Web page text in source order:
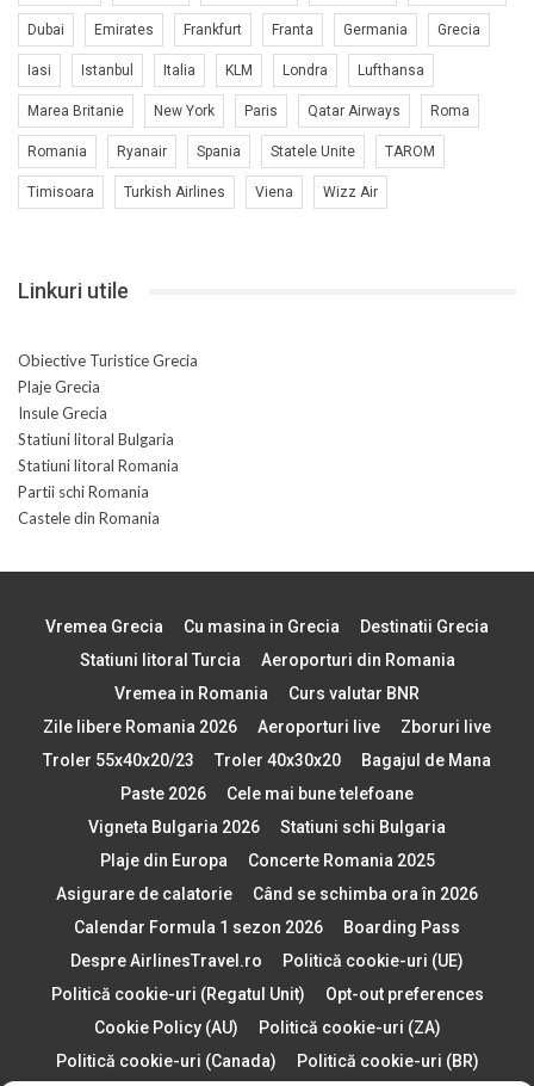
Dubai Emirates Frankfurt Franta Germania Grecia
Iasi Istanbul Italia KLM Londra Lufthansa
Marea Britanie New York Paris Qatar Airways Roma
Romania Ryanair Spania Statele Unite TAROM
Timisoara Turkish Airlines Viena Wizz Air
Linkuri utile
Obiective Turistice Grecia
Plaje Grecia
Insule Grecia
Statiuni litoral Bulgaria
Statiuni litoral Romania
Partii schi Romania
Castele din Romania
Vremea Grecia Cu masina in Grecia
Destinatii Grecia
Statiuni litoral Turcia
Aeroporturi din Romania
Vremea in Romania
Curs valutar BNR
Zile libere Romania 2026
Aeroporturi live
Zboruri live
Troler 55x40x20/23
Troler 40x30x20
Bagajul de Mana
Paste 2026
Cele mai bune telefoane
Vigneta Bulgaria 2026
Statiuni schi Bulgaria
Plaje din Europa
Concerte Romania 2025
Asigurare de calatorie
Când se schimba ora în 2026
Calendar Formula 1 sezon 2026
Boarding Pass
Despre AirlinesTravel.ro
Politică cookie-uri (UE)
Politică cookie-uri (Regatul Unit)
Opt-out preferences
Cookie Policy (AU)
Politică cookie-uri (ZA)
Politică cookie-uri (Canada)
Politică cookie-uri (BR)